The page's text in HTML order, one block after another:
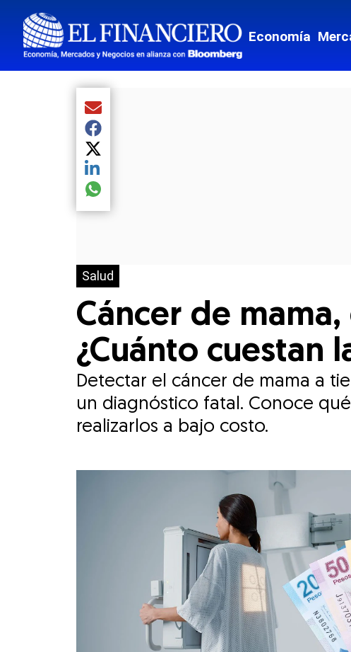
Economía
Salud
Cáncer de
¿Cuánto cuestan
Detectar el cáncer de mama a
un diagnóstico fatal. Conoce
realizarlos a bajo costo.
Compartir el artículo actual mediante Email
Compartir el artículo actual mediante Facebook
Compartir el artículo actual mediante Twitter
Compartir el artículo actual mediante LinkedIn
Compartir el artículo actual mediante global.social-